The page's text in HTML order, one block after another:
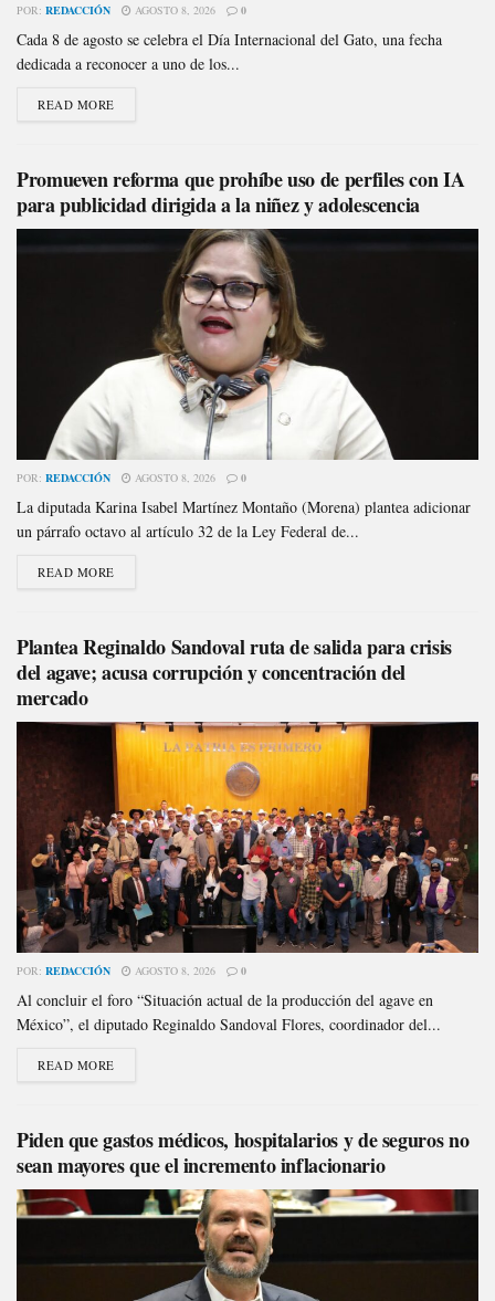
POR: REDACCIÓN AGOSTO 8, 2026 0
Cada 8 de agosto se celebra el Día Internacional del Gato, una fecha
dedicada a reconocer a uno de los...
READ MORE
Promueven reforma que prohíbe uso de perfiles con IA
para publicidad dirigida a la niñez y adolescencia
POR: REDACCIÓN AGOSTO 8, 2026 0
La diputada Karina Isabel Martínez Montaño (Morena) plantea adicionar
un párrafo octavo al artículo 32 de la Ley Federal de...
READ MORE
Plantea Reginaldo Sandoval ruta de salida para crisis
del agave; acusa corrupción y concentración del
mercado
POR: REDACCIÓN AGOSTO 8, 2026 0
Al concluir el foro “Situación actual de la producción del agave en
México”, el diputado Reginaldo Sandoval Flores, coordinador del...
READ MORE
Piden que gastos médicos, hospitalarios y de seguros no
sean mayores que el incremento inflacionario